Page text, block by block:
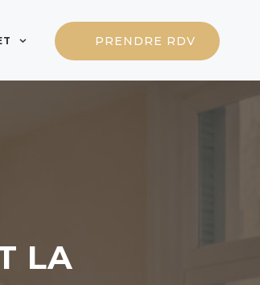
PRENDRE RDV
LA